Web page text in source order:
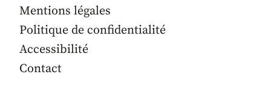
Mentions légales
Politique de confidentialité
Accessibilité
Contact